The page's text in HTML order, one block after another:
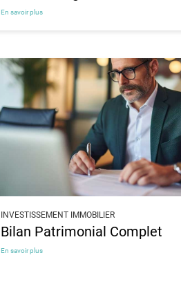
En savoir plus
INVESTISSEMENT IMMOBILIER
Bilan Patrimonial Complet
En savoir plus